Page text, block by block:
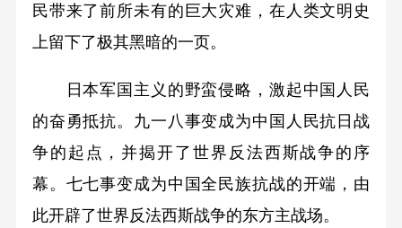
民带来了前所未有的巨大灾难，在人类文明史
上留下了极其黑暗的一页。
日本军国主义的野蛮侵略，激起中国人民
的奋勇抵抗。九一八事变成为中国人民抗日战
争的起点，并揭开了世界反法西斯战争的序
幕。七七事变成为中国全民族抗战的开端，由
此开辟了世界反法西斯战争的东方主战场。